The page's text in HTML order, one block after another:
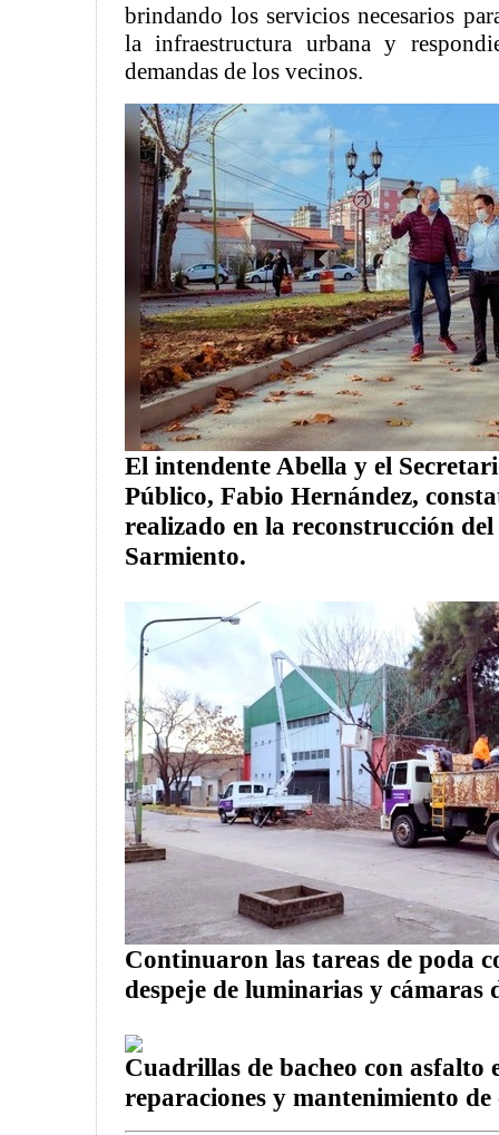
brindando los servicios necesarios
la infraestructura urbana y
demandas de los vecinos.
El intendente Abella y el
Público, Fabio Hernández,
realizado en la reconstrucción
Sarmiento.
Continuaron las tareas de poda
despeje de luminarias y cámaras
Cuadrillas de bacheo con asfalto
reparaciones y mantenimiento de